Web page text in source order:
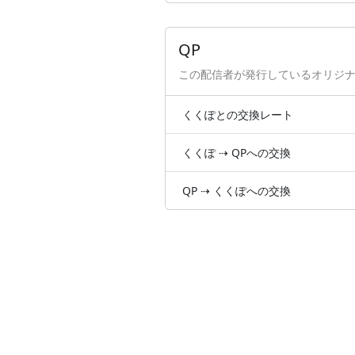
QP
この配信者が発行しているオリジ
くくぽとの交換レート
くくぽ ⇢ QPへの交換
QP ⇢ くくぽへの交換